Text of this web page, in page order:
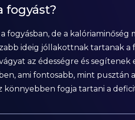
fogyást?
fogyásban, de a
ideig jóllakottnak tartanak
az édességre és
ami fontosabb, mint pusztán
könnyebben fogja tartani a